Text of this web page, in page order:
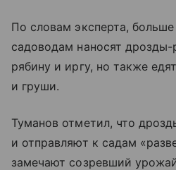
По словам эксперта, больше
садоводам наносят
рябину и иргу, но также
и груши.
Туманов отметил, что
и отправляют к садам
замечают созревший